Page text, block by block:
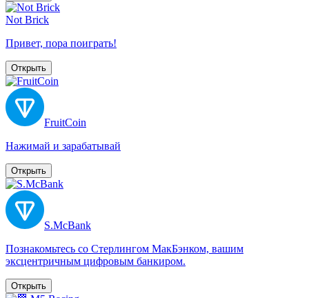
Not Brick
Привет, пора поиграть!
Открыть
FruitCoin
Нажимай и зарабатывай
Открыть
S.McBank
Познакомьтесь со Стерлингом МакБэнком, вашим
эксцентричным цифровым банкиром.
Открыть